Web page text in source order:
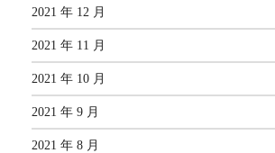
2021 年 12 月
2021 年 11 月
2021 年 10 月
2021 年 9 月
2021 年 8 月